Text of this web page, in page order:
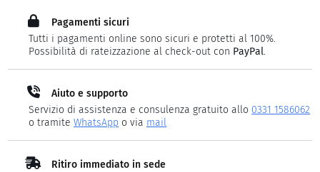
Pagamenti sicuri
Tutti i pagamenti online sono sicuri e protetti al 100%.
Possibilità di rateizzazione al check-out con PayPal.
Aiuto e supporto
Servizio di assistenza e consulenza gratuito allo 0331 1586062
o tramiteWhatsApp o via mail
Ritiro immediato in sede